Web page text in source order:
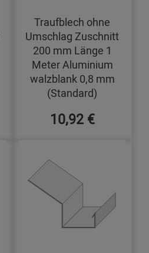
Traufblech ohne
Umschlag Zuschnitt
200 mm Länge 1
Meter Aluminium
walzblank 0,8 mm
(Standard)
10,92 €